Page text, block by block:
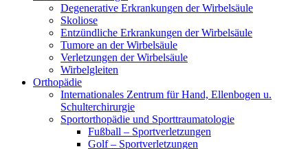
Degenerative Erkrankungen der Wirbelsäule
Skoliose
Entzündliche Erkrankungen der Wirbelsäule
Tumore an der Wirbelsäule
Verletzungen der Wirbelsäule
Wirbelgleiten
Orthopädie
Internationales Zentrum für Hand, Ellenbogen u.
Schulterchirurgie
Sportorthopädie und Sporttraumatologie
Fußball – Sportverletzungen
Golf – Sportverletzungen